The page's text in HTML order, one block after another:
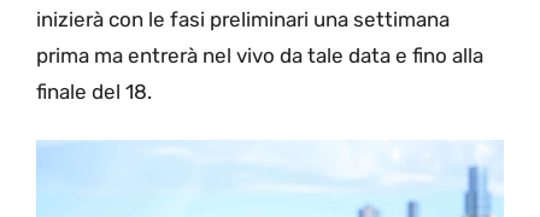
inizierà con le fasi preliminari una settimana
prima ma entrerà nel vivo da tale data e fino alla
finale del 18.